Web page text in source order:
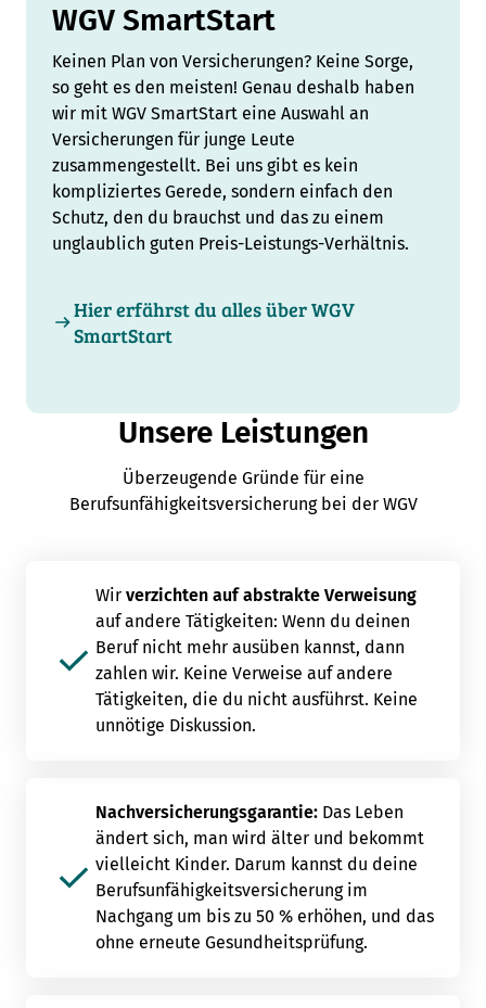
WGV SmartStart
Keinen Plan von Versicherungen? Keine Sorge,
so geht es den meisten! Genau deshalb haben
wir mit WGV SmartStart eine Auswahl an
Versicherungen für junge Leute
zusammengestellt. Bei uns gibt es kein
kompliziertes Gerede, sondern einfach den
Schutz, den du brauchst und das zu einem
unglaublich guten Preis-Leistungs-Verhältnis.
Hier erfährst du alles über WGV
SmartStart
Unsere Leistungen
Überzeugende Gründe für eine
Berufsunfähigkeitsversicherung bei der WGV
Wir verzichten auf abstrakte Verweisung
auf andere Tätigkeiten: Wenn du deinen
Beruf nicht mehr ausüben kannst, dann
zahlen wir. Keine Verweise auf andere
Tätigkeiten, die du nicht ausführst. Keine
unnötige Diskussion.
Nachversicherungsgarantie: Das Leben
ändert sich, man wird älter und bekommt
vielleicht Kinder. Darum kannst du deine
Berufsunfähigkeitsversicherung im
Nachgang um bis zu 50 % erhöhen, und das
ohne erneute Gesundheitsprüfung.